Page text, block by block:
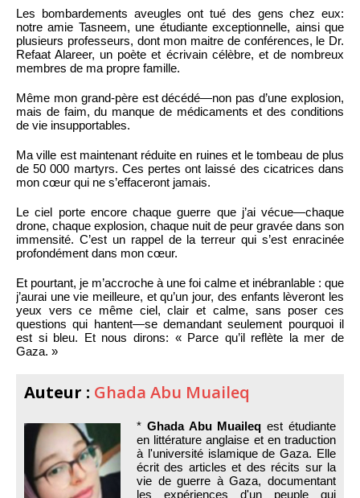
Les bombardements aveugles ont tué des gens chez eux:
notre amie Tasneem, une étudiante exceptionnelle, ainsi que
plusieurs professeurs, dont mon maitre de conférences, le Dr.
Refaat Alareer, un poète et écrivain célèbre, et de nombreux
membres de ma propre famille.
Même mon grand-père est décédé—non pas d’une explosion,
mais de faim, du manque de médicaments et des conditions
de vie insupportables.
Ma ville est maintenant réduite en ruines et le tombeau de plus
de 50 000 martyrs. Ces pertes ont laissé des cicatrices dans
mon cœur qui ne s’effaceront jamais.
Le ciel porte encore chaque guerre que j’ai vécue—chaque
drone, chaque explosion, chaque nuit de peur gravée dans son
immensité. C’est un rappel de la terreur qui s’est enracinée
profondément dans mon cœur.
Et pourtant, je m’accroche à une foi calme et inébranlable : que
j’aurai une vie meilleure, et qu’un jour, des enfants lèveront les
yeux vers ce même ciel, clair et calme, sans poser ces
questions qui hantent—se demandant seulement pourquoi il
est si bleu. Et nous dirons: « Parce qu’il reflète la mer de
Gaza. »
Auteur : Ghada Abu Muaileq
* Ghada Abu Muaileq est étudiante
en littérature anglaise et en traduction
à l'université islamique de Gaza. Elle
écrit des articles et des récits sur la
vie de guerre à Gaza, documentant
les expériences d'un peuple qui